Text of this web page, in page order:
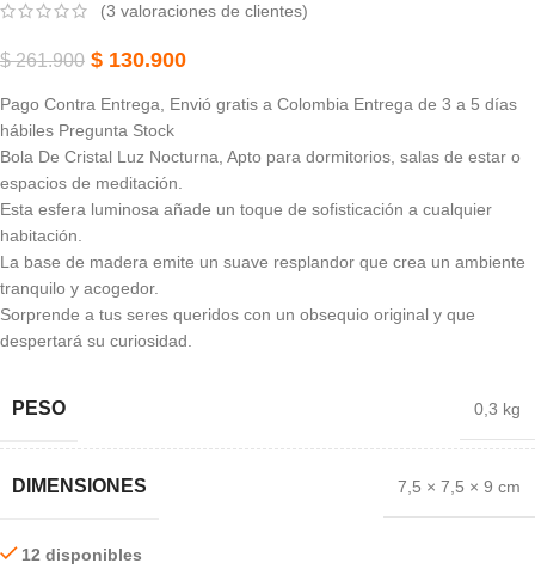
(3 valoraciones de clientes)
$261.900 $ 130.900
Pago Contra Entrega, Envió gratis a Colombia Entrega de 3 a 5 días
hábiles Pregunta Stock
Bola De Cristal Luz Nocturna, Apto para dormitorios, salas de estar o
espacios de meditación.
Esta esfera luminosa añade un toque de sofisticación a cualquier
habitación.
La base de madera emite un suave resplandor que crea un ambiente
tranquilo y acogedor.
Sorprende a tus seres queridos con un obsequio original y que
despertará su curiosidad.
PESO 0,3 kg
DIMENSIONES 7,5 × 7,5 × 9 cm
12 disponibles